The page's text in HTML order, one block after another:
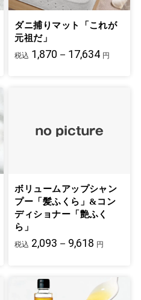
ダニ捕りマット「これが
元祖だ」
税込 1,870－17,634 円
ボリュームアップシャン
プー「髪ふくら」&コン
ディショナー「艶ふく
ら」
税込 2,093－9,618 円